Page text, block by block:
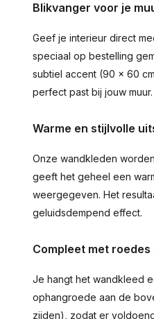
Blikvanger voor je
Geef je interieur direct
speciaal op bestelling
subtiel accent (90 × 60
perfect past bij jouw
Warme en stijlvolle
Onze wandkleden
geeft het geheel een
weergegeven. Het
geluidsdempend effect.
Compleet met
Je hangt het wandkleed
ophangroede aan de
zijden), zodat er